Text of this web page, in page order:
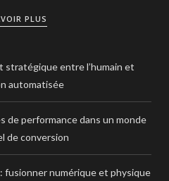
PLUS
stratégique entre l’humain et
automatisée
de performance dans un monde
de conversion
: fusionner numérique et physique